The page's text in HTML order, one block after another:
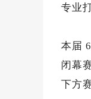
专业
本届
闭幕
下方